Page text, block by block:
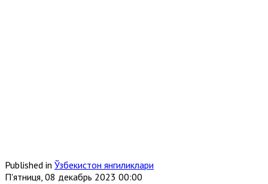
Published in Ўзбекистон янгиликлари
П'ятниця, 08 декабрь 2023 00:00